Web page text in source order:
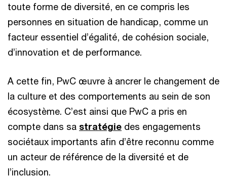
toute forme de diversité, en ce compris les
personnes en situation de handicap, comme un
facteur essentiel d’égalité, de cohésion sociale,
d’innovation et de performance.
A cette fin, PwC œuvre à ancrer le changement de
la culture et des comportements au sein de son
écosystème. C’est ainsi que PwC a pris en
compte dans sa stratégie des engagements
sociétaux importants afin d’être reconnu comme
un acteur de référence de la diversité et de
l’inclusion.